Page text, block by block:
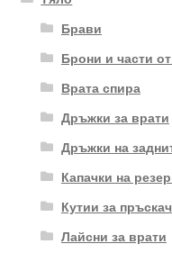
Брави
Брони и части
Врата спира
Дръжки за врати
Дръжки на
Капачки на
Кутии за
Лайсни за врати